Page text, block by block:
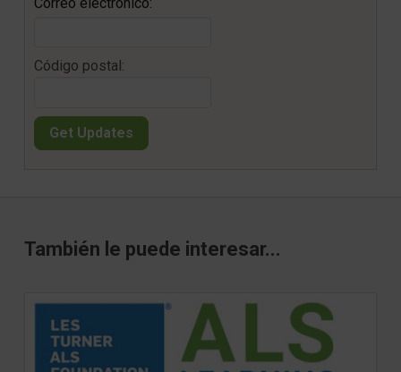
Código postal:
También le puede interesar...